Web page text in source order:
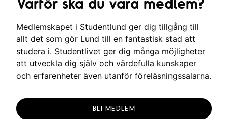
Medlemskapet i Studentlund ger dig tillgång till
allt det som gör Lund till en fantastisk stad att
studera i. Studentlivet ger dig många möjligheter
att utveckla dig själv och värdefulla kunskaper
och erfarenheter även utanför föreläsningssalarna.
BLI MEDLEM